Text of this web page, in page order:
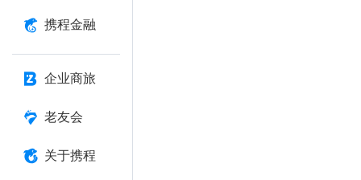
携程金融
企业商旅
老友会
关于携程